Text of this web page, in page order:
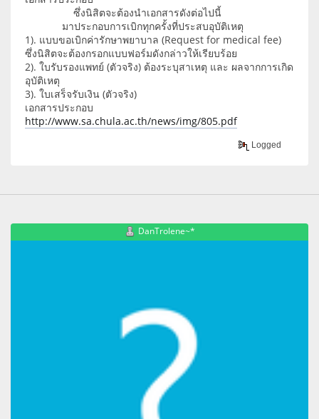
ซึ่งนิสิตจะต้องนำเอกสารดังต่อไปนี้
มาประกอบการเบิกทุกครั้งที่ประสบอุบัติเหตุ
1). แบบขอเบิกค่ารักษาพยาบาล (Request for medical fee)
ซึ่งนิสิตจะต้องกรอกแบบฟอร์มดังกล่าวให้เรียบร้อย
2). ใบรับรองแพทย์ (ตัวจริง) ต้องระบุสาเหตุ และ ผลจากการเกิด
อุบัติเหตุ
3). ใบเสร็จรับเงิน (ตัวจริง)
เอกสารประกอบ
http://www.sa.chula.ac.th/news/img/805.pdf
Logged
DanTrolene~*